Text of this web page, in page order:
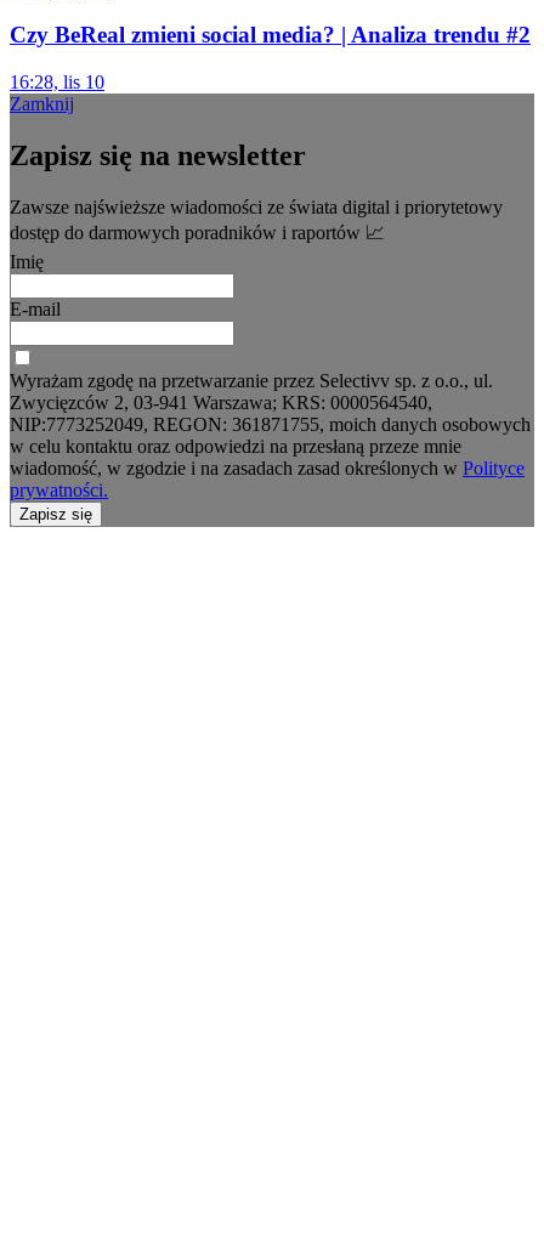
Czy BeReal zmieni social media? | Analiza trendu #2
16:28, lis 10
Zamknij
Zapisz się na newsletter
Zawsze najświeższe wiadomości ze świata digital i priorytetowy
dostęp do darmowych poradników i raportów 📈
Imię
E-mail
Wyrażam zgodę na przetwarzanie przez Selectivv sp. z o.o., ul.
Zwycięzców 2, 03-941 Warszawa; KRS: 0000564540,
NIP:7773252049, REGON: 361871755, moich danych osobowych
w celu kontaktu oraz odpowiedzi na przesłaną przeze mnie
wiadomość, w zgodzie i na zasadach zasad określonych w Polityce
prywatności.
Zapisz się